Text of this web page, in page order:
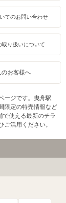
てのお問い合わせ
取り扱いについて
のお客様へ
ージです。曳舟駅
限定の特売情報など
で使える最新のチラ
活用ください。